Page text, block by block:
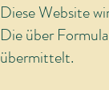
Diese Website
Die über
übermittelt.